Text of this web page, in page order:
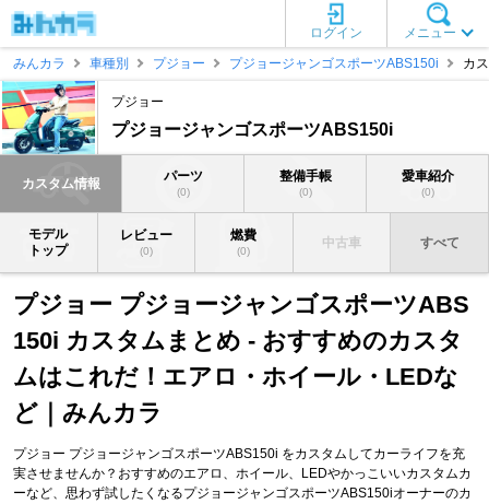
メニュー
ログイン
みんカラ
車種別 プジョー プジョージャンゴスポーツABS150i カ
プジョー
プジョージャンゴスポーツABS150i
カスタム情報 パーツ
(0)
整備手帳
(0)
愛車紹介
(0)
モデル
トップ
レビュー
(0)
燃費
(0)
中古車 すべて
プジョー プジョージャンゴスポーツABS
150i カスタムまとめ - おすすめのカスタ
ムはこれだ！エアロ・ホイール・LEDな
ど｜みんカラ
プジョー プジョージャンゴスポーツABS150i をカスタムしてカーライフを充
実させませんか？おすすめのエアロ、ホイール、LEDやかっこいいカスタムカ
ーなど、思わず試したくなるプジョージャンゴスポーツABS150iオーナーのカ